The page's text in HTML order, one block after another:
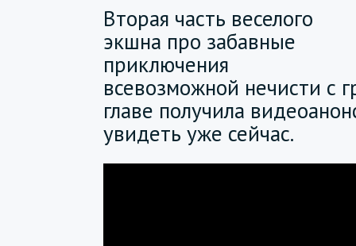
Вторая часть веселого
экшна про забавные
приключения
всевозможной нечисти с
главе получила
увидеть уже сейчас.